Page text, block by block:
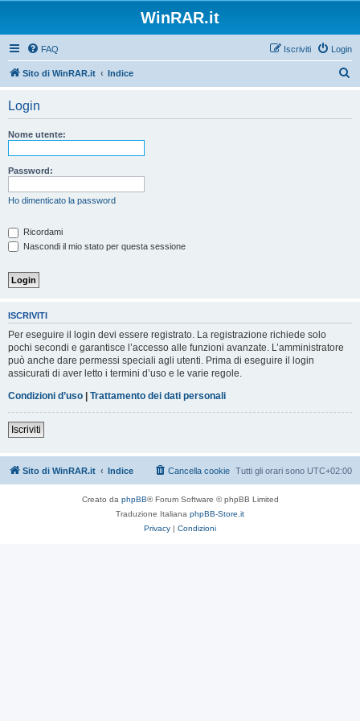
WinRAR.it
FAQ Login
Iscriviti
Sito di WinRAR.it Indice
Login
Nome utente:
Password:
Ho dimenticato la password
Ricordami
Nascondi il mio stato per questa sessione
ISCRIVITI
Per eseguire il login devi essere registrato. La registrazione richiede solo
pochi secondi e garantisce l’accesso alle funzioni avanzate. L’amministratore
può anche dare permessi speciali agli utenti. Prima di eseguire il login
assicurati di aver letto i termini d’uso e le varie regole.
Condizioni d’uso | Trattamento dei dati personali
Iscriviti
Sito di WinRAR.it Indice Tutti gli orari sono UTC+02:00
Cancella cookie
Creato da phpBB® Forum Software © phpBB Limited
Traduzione Italiana phpBB-Store.it
Privacy | Condizioni